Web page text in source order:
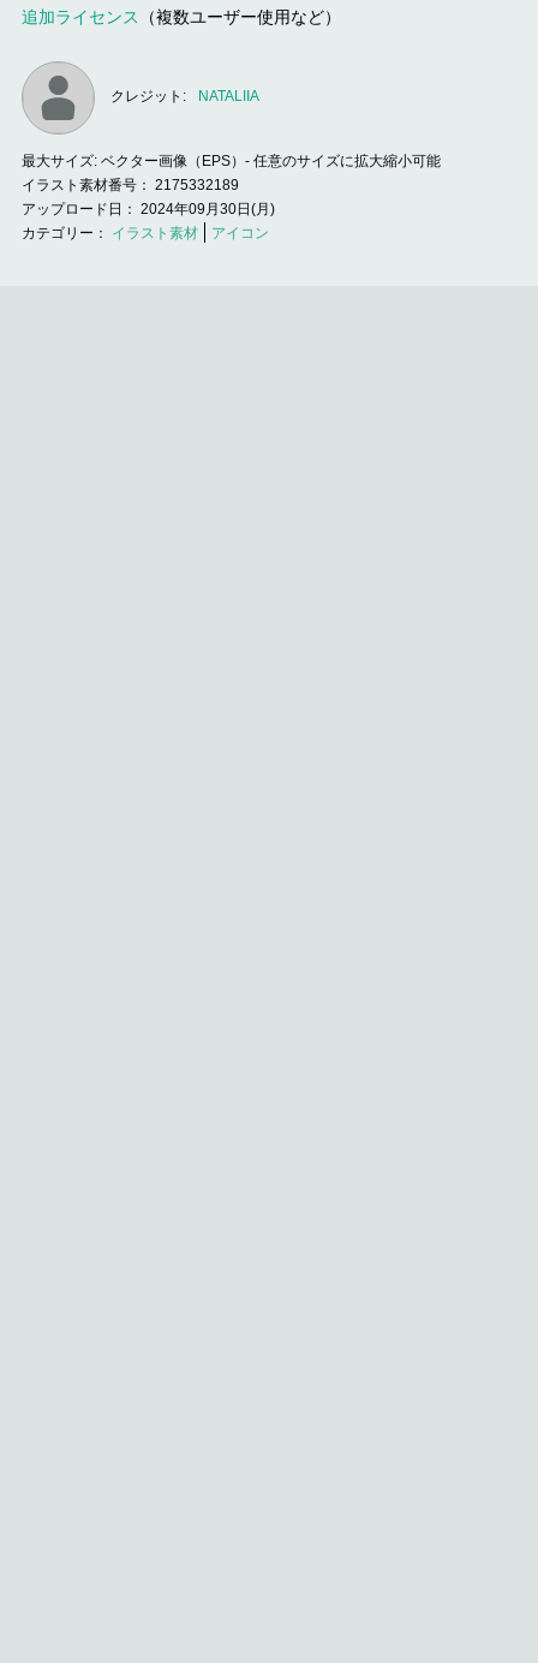
追加ライセンス
（複数ユーザー使用など）
クレジット: NATALIIA
最大サイズ: ベクター画像（EPS）- 任意のサイズに拡大縮小可能
イラスト素材番号： 2175332189
アップロード日： 2024年09月30日(月)
カテゴリー：
イラスト素材 アイコン